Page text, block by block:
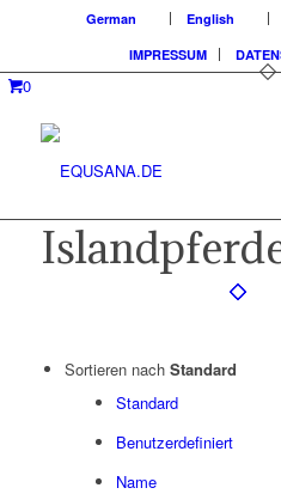
German English
IMPRESSUM
0
Sortieren nach Standard
Standard
Benutzerdefiniert
Name